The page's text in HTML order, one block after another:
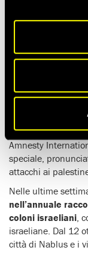
Il 28 ottobre, di
speciale delle
sistema di
porta alla
Amnesty
speciale,
attacchi ai
Nelle ultime
nell’annuale
coloni israeliani ,
israeliane. Dal 12
città di Nablus e i